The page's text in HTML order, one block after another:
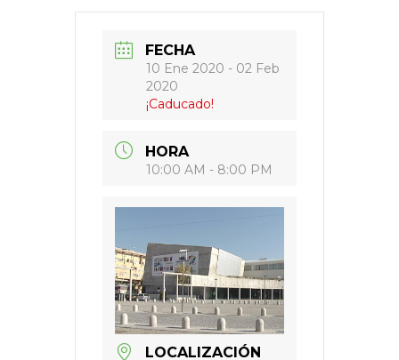
FECHA
10 Ene 2020 - 02 Feb
2020
¡Caducado!
HORA
10:00 AM - 8:00 PM
LOCALIZACIÓN